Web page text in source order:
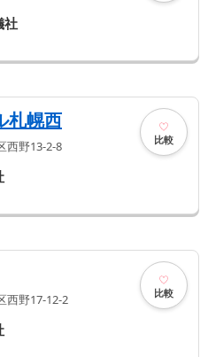
社
札幌西
西野13-2-8 比較
西野17-12-2 比較